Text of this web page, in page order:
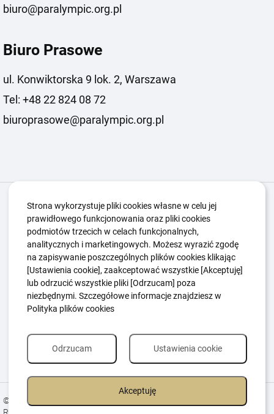
biuro@paralympic.org.pl
Biuro Prasowe
ul. Konwiktorska 9 lok. 2, Warszawa
Tel: +48 22 824 08 72
biuroprasowe@paralympic.org.pl
Igrzyska Paralimpijskie O nas
Kwalifikacje ZSK
Kluby Aktualności
Edukacja
Guttmanny Kontakt
Polityka Ochrony Dzieci
Sygnaliści
Polityka plików cookie
© 2026 All Rights Reserved.
Realizacja
Strona wykorzystuje pliki cookies własne w celu jej
prawidłowego funkcjonowania oraz pliki cookies
podmiotów trzecich w celach funkcjonalnych,
analitycznych i marketingowych. Możesz wyrazić zgodę
na zapisywanie poszczególnych plików cookies klikając
[Ustawienia cookie], zaakceptować wszystkie [Akceptuję]
lub odrzucić wszystkie pliki [Odrzucam] poza
niezbędnymi. Szczegółowe informacje znajdziesz w
Polityka plików cookies
Akceptuję
Ustawienia cookie
Odrzucam